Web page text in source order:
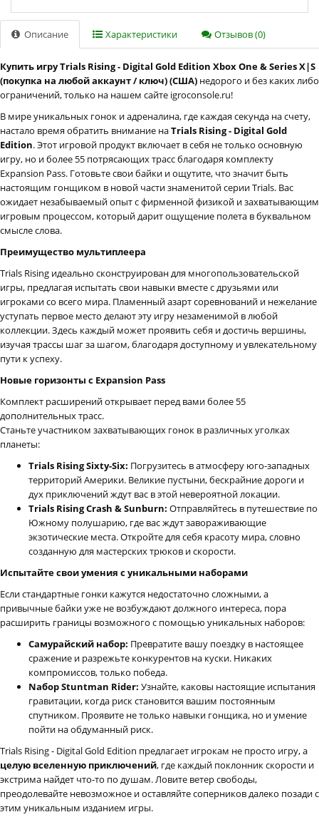
Описание Характеристики Отзывов (0)
Купить игру Trials Rising - Digital Gold Edition Xbox One & Series X|S
(покупка на любой аккаунт / ключ) (США) недорого и без каких либо
ограничений, только на нашем сайте igroconsole.ru!
В мире уникальных гонок и адреналина, где каждая секунда на счету,
настало время обратить внимание наTrials Rising - Digital Gold
Edition. Этот игровой продукт включает в себя не только основную
игру, но и более 55 потрясающих трасс благодаря комплекту
Expansion Pass. Готовьте свои байки и ощутите, что значит быть
настоящим гонщиком в новой части знаменитой серии Trials. Вас
ожидает незабываемый опыт с фирменной физикой и захватывающим
игровым процессом, который дарит ощущение полета в буквальном
смысле слова.
Преимущество мультиплеера
Trials Rising идеально сконструирован для многопользовательской
игры, предлагая испытать свои навыки вместе с друзьями или
игроками со всего мира. Пламенный азарт соревнований и нежелание
уступать первое место делают эту игру незаменимой в любой
коллекции. Здесь каждый может проявить себя и достичь вершины,
изучая трассы шаг за шагом, благодаря доступному и увлекательному
пути к успеху.
Новые горизонты с Expansion Pass
Комплект расширений открывает перед вами более 55
дополнительных трасс.
Станьте участником захватывающих гонок в различных уголках
планеты:
Trials Rising Sixty-Six: Погрузитесь в атмосферу юго-западных
территорий Америки. Великие пустыни, бескрайние дороги и
дух приключений ждут вас в этой невероятной локации.
Trials Rising Crash & Sunburn: Отправляйтесь в путешествие по
Южному полушарию, где вас ждут завораживающие
экзотические места. Откройте для себя красоту мира, словно
созданную для мастерских трюков и скорости.
Испытайте свои умения с уникальными наборами
Если стандартные гонки кажутся недостаточно сложными, а
привычные байки уже не возбуждают должного интереса, пора
расширить границы возможного с помощью уникальных наборов:
Самурайский набор: Превратите вашу поездку в настоящее
сражение и разрежьте конкурентов на куски. Никаких
компромиссов, только победа.
Nабор Stuntman Rider: Узнайте, каковы настоящие испытания
гравитации, когда риск становится вашим постоянным
спутником. Проявите не только навыки гонщика, но и умение
пойти на обдуманный риск.
Trials Rising - Digital Gold Edition предлагает игрокам не просто игру, а
целую вселенную приключений, где каждый поклонник скорости и
экстрима найдет что-то по душам. Ловите ветер свободы,
преодолевайте невозможное и оставляйте соперников далеко позади с
этим уникальным изданием игры.